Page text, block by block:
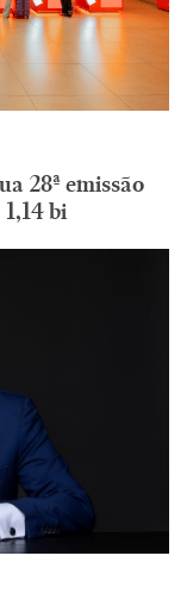
28ª emissão
bi